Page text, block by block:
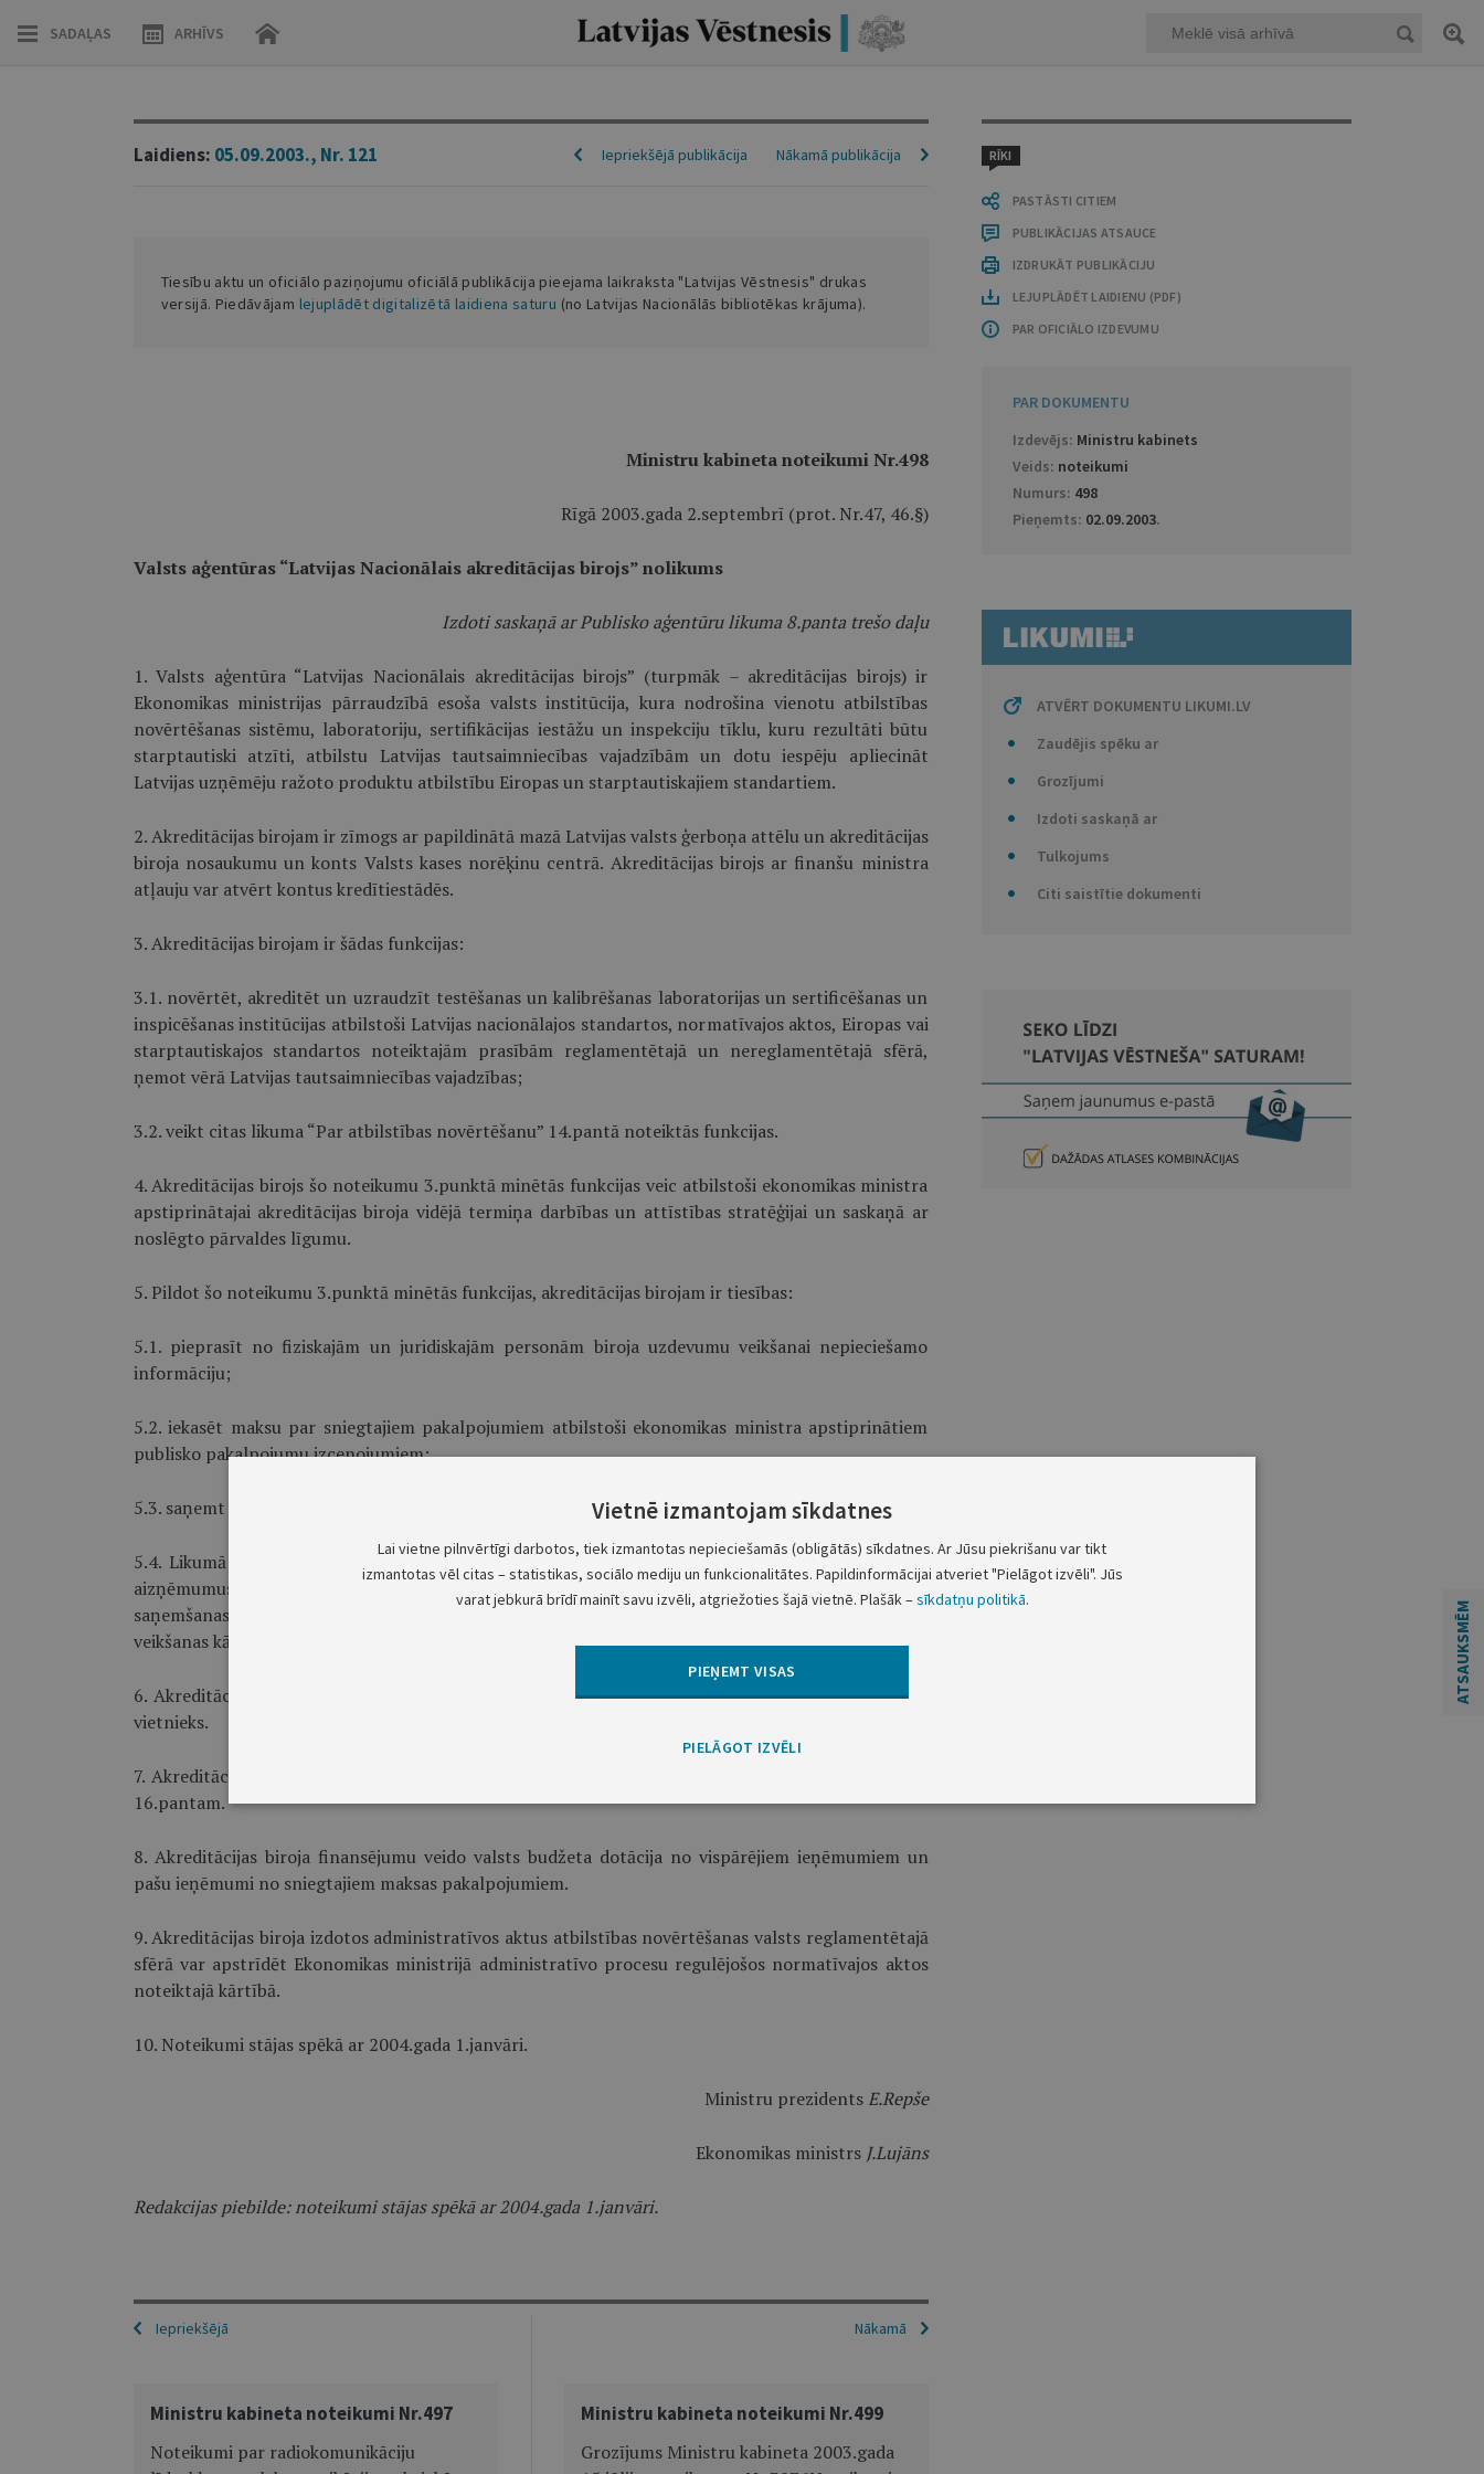
SADAĻAS ARHĪVS
RĪKI
PASTĀSTI CITIEM
PUBLIKĀCIJAS ATSAUCE
IZDRUKĀT PUBLIKĀCIJU
LEJUPLĀDĒT LAIDIENU (PDF)
PAR OFICIĀLO IZDEVUMU
PAR DOKUMENTU
Izdevējs: Ministru kabinets
Veids: noteikumi
Numurs: 498
Pieņemts: 02.09.2003.
ATVĒRT DOKUMENTU LIKUMI.LV
Zaudējis spēku ar
Grozījumi
Izdoti saskaņā ar
Tulkojums
Citi saistītie dokumenti
Laidiens: 05.09.2003., Nr. 121 Nākamā publikācija
Iepriekšējā publikācija
Tiesību aktu un oficiālo paziņojumu oficiālā publikācija pieejama laikraksta "Latvijas Vēstnesis" drukas
versijā. Piedāvājam lejuplādēt digitalizētā laidiena saturu (no Latvijas Nacionālās bibliotēkas krājuma).
Ministru kabineta noteikumi Nr.498
Rīgā 2003.gada 2.septembrī (prot. Nr.47, 46.§)
Valsts aģentūras “Latvijas Nacionālais akreditācijas birojs” nolikums
Izdoti saskaņā ar Publisko aģentūru likuma 8.panta trešo daļu
1. Valsts aģentūra “Latvijas Nacionālais akreditācijas birojs” (turpmāk – akreditācijas birojs) ir
Ekonomikas ministrijas pārraudzībā esoša valsts institūcija, kura nodrošina vienotu atbilstības
novērtēšanas sistēmu, laboratoriju, sertifikācijas iestāžu un inspekciju tīklu, kuru rezultāti būtu
starptautiski atzīti, atbilstu Latvijas tautsaimniecības vajadzībām un dotu iespēju apliecināt
Latvijas uzņēmēju ražoto produktu atbilstību Eiropas un starptautiskajiem standartiem.
2. Akreditācijas birojam ir zīmogs ar papildinātā mazā Latvijas valsts ģerboņa attēlu un akreditācijas
biroja nosaukumu un konts Valsts kases norēķinu centrā. Akreditācijas birojs ar finanšu ministra
atļauju var atvērt kontus kredītiestādēs.
3. Akreditācijas birojam ir šādas funkcijas:
3.1. novērtēt, akreditēt un uzraudzīt testēšanas un kalibrēšanas laboratorijas un sertificēšanas un
inspicēšanas institūcijas atbilstoši Latvijas nacionālajos standartos, normatīvajos aktos, Eiropas vai
starptautiskajos standartos noteiktajām prasībām reglamentētajā un nereglamentētajā sfērā,
ņemot vērā Latvijas tautsaimniecības vajadzības;
3.2. veikt citas likuma “Par atbilstības novērtēšanu” 14.pantā noteiktās funkcijas.
4. Akreditācijas birojs šo noteikumu 3.punktā minētās funkcijas veic atbilstoši ekonomikas ministra
apstiprinātajai akreditācijas biroja vidējā termiņa darbības un attīstības stratēģijai un saskaņā ar
noslēgto pārvaldes līgumu.
5. Pildot šo noteikumu 3.punktā minētās funkcijas, akreditācijas birojam ir tiesības:
5.1. pieprasīt no fiziskajām un juridiskajām personām biroja uzdevumu veikšanai nepieciešamo
informāciju;
5.2. iekasēt maksu par sniegtajiem pakalpojumiem atbilstoši ekonomikas ministra apstiprinātiem
publisko pakalpojumu izcenojumiem;
5.3. saņemt ziedojumus, dāvinājumus un ārvalstu finansiālo palīdzību;
5.4. Likumā par budžetu un finanšu vadību noteiktajā kārtībā ar finanšu ministra atļauju ņemt
aizņēmumus, uzņemties garantijas un slēgt līzinga līgumus. Pirms finanšu ministra atļaujas
saņemšanas minētajiem darījumiem sagatavotā dokumentācija, kurā norādīts darījuma apjoms un
veikšanas kārtība, jāsaskaņo ar ekonomikas ministru.
6. Akreditācijas biroja darbību nodrošina biroja direktors. Akreditācijas biroja direktoram var būt
vietnieks.
7. Akreditācijas biroja mantas sastāvu un rīcību ar to nosaka atbilstoši Publisko aģentūru likuma
16.pantam.
8. Akreditācijas biroja finansējumu veido valsts budžeta dotācija no vispārējiem ieņēmumiem un
pašu ieņēmumi no sniegtajiem maksas pakalpojumiem.
9. Akreditācijas biroja izdotos administratīvos aktus atbilstības novērtēšanas valsts reglamentētajā
sfērā var apstrīdēt Ekonomikas ministrijā administratīvo procesu regulējošos normatīvajos aktos
noteiktajā kārtībā.
10. Noteikumi stājas spēkā ar 2004.gada 1.janvāri.
Ministru prezidentsE.Repše
Ekonomikas ministrs J.Lujāns
Redakcijas piebilde: noteikumi stājas spēkā ar 2004.gada 1.janvāri.
Iepriekšējā Nākamā
Ministru kabineta noteikumi Nr.497
Noteikumi par radiokomunikāciju
Ministru kabineta noteikumi Nr.499
Grozījums Ministru kabineta 2003.gada
ATSAUKSMĒM
Vietnē izmantojam sīkdatnes
Lai vietne pilnvērtīgi darbotos, tiek izmantotas nepieciešamās (obligātās) sīkdatnes. Ar Jūsu piekrišanu var tikt
izmantotas vēl citas – statistikas, sociālo mediju un funkcionalitātes. Papildinformācijai atveriet "Pielāgot izvēli". Jūs
varat jebkurā brīdī mainīt savu izvēli, atgriežoties šajā vietnē. Plašāk –sīkdatņu politikā.
PIEŅEMT VISAS
PIELĀGOT IZVĒLI